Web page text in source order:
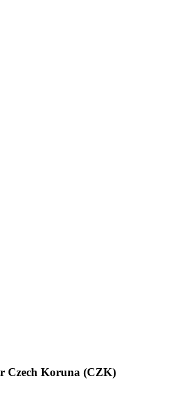
Czech Koruna (CZK)